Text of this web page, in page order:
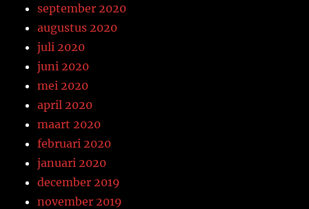
september 2020
augustus 2020
juli 2020
juni 2020
mei 2020
april 2020
maart 2020
februari 2020
januari 2020
december 2019
november 2019